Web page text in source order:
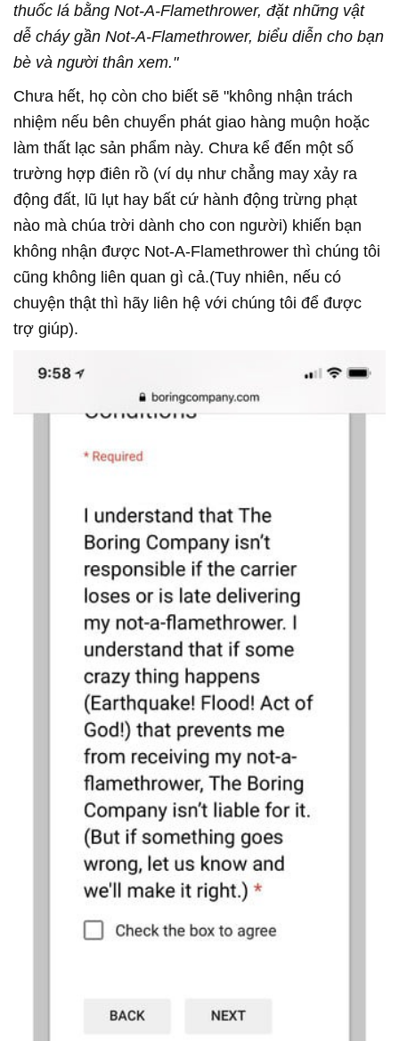
thuốc lá bằng Not-A-Flamethrower, đặt những vật
dễ cháy gần Not-A-Flamethrower, biểu diễn cho bạn
bè và người thân xem."
Chưa hết, họ còn cho biết sẽ "không nhận trách
nhiệm nếu bên chuyển phát giao hàng muộn hoặc
làm thất lạc sản phẩm này. Chưa kể đến một số
trường hợp điên rồ (ví dụ như chẳng may xảy ra
động đất, lũ lụt hay bất cứ hành động trừng phạt
nào mà chúa trời dành cho con người) khiến bạn
không nhận được Not-A-Flamethrower thì chúng tôi
cũng không liên quan gì cả.(Tuy nhiên, nếu có
chuyện thật thì hãy liên hệ với chúng tôi để được
trợ giúp).